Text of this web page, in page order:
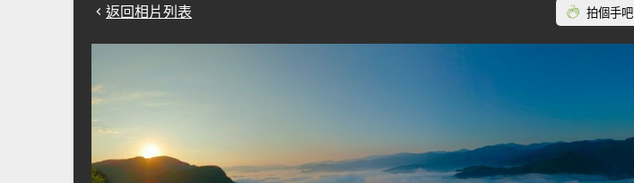
返回相片列表 拍個手吧